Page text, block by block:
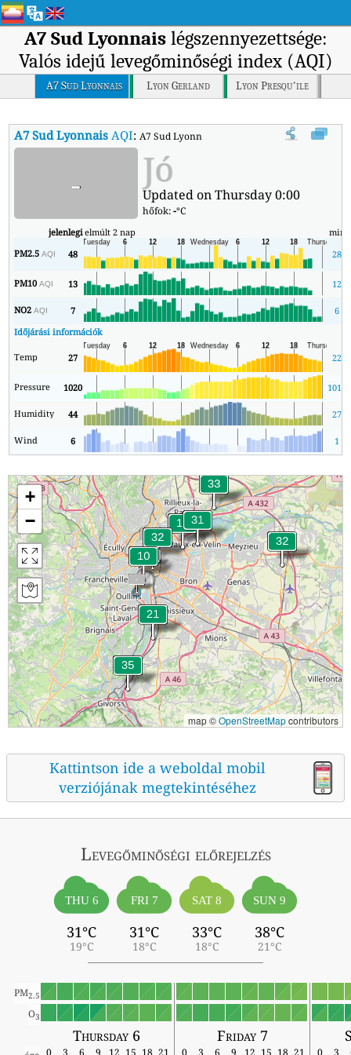
A7 Sud Lyonnaislégszennyezettsége:
Valós idejű levegőminőségi index (AQI)
A7 Sud Lyonnais Lyon Gerland Lyon Presqu'ile
A7 Sud Lyonnais AQI:A7 Sud Lyonnais valós idejű levegőminőségi
- Jó
Updated on Thursday 0:00
hőfok:-°C
jelenlegielmúlt 2 nap min
PM2.5AQI 48 28
PM10AQI 13 12
NO2AQI 7
6
Időjárási információk
Temp 27 22
Pressure 1020 1011
Humidity 44 27
Wind 6 1
+
−
map ©OpenStreetMapcontributors
Kattintson ide a weboldal mobil
verziójának megtekintéséhez
Levegőminőségi előrejelzés
THU 6
31°C
19°C
FRI 7
31°C
18°C
SAT 8
33°C
18°C
SUN 9
38°C
21°C
PM2.5
O3
Thursday 6 Friday 7